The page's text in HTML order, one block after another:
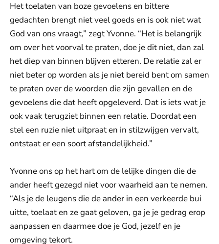
Het toelaten van boze gevoelens en bittere
gedachten brengt niet veel goeds en is ook niet wat
God van ons vraagt,” zegt Yvonne. “Het is belangrijk
om over het voorval te praten, doe je dit niet, dan zal
het diep van binnen blijven etteren. De relatie zal er
niet beter op worden als je niet bereid bent om samen
te praten over de woorden die zijn gevallen en de
gevoelens die dat heeft opgeleverd. Dat is iets wat je
ook vaak terugziet binnen een relatie. Doordat een
stel een ruzie niet uitpraat en in stilzwijgen vervalt,
ontstaat er een soort afstandelijkheid.”
Yvonne ons op het hart om de lelijke dingen die de
ander heeft gezegd niet voor waarheid aan te nemen.
“Als je de leugens die de ander in een verkeerde bui
uitte, toelaat en ze gaat geloven, ga je je gedrag erop
aanpassen en daarmee doe je God, jezelf en je
omgeving tekort.